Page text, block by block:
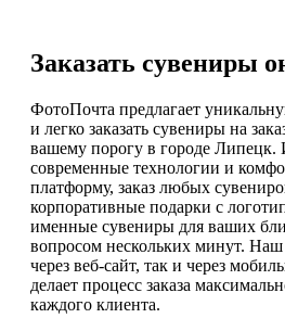
Заказать сувениры
ФотоПочта предлагает
и легко заказать сувениры на
вашему порогу в городе Липецк.
современные технологии и
платформу, заказ любых
корпоративные подарки с
именные сувениры для ваших
вопросом нескольких минут. Наш
через веб-сайт, так и через
делает процесс заказа
каждого клиента.